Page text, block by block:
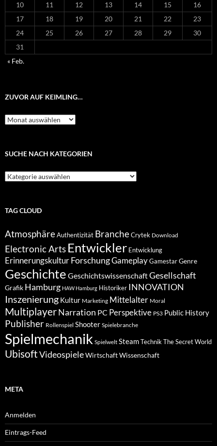
10
11 12 13 14 15
16
17
18 19 20 21 22
23
24
25 26 27 28 29
30
31
« Feb.
ZUVOR AUF KEIMLING…
Zuvor
auf
SUCHE NACH KATEGORIEN
Suche
nach
TAG CLOUD
Atmosphäre Authentizität Branche Crytek Download
Electronic Arts Entwickler Entwicklung
Erinnerungskultur ForschungGameplay Gamestar Genre
Geschichte GeschichtswissenschaftGesellschaft
Grafik Hamburg HAW Hamburg Historiker INNOVATION
Inszenierung Kultur Marketing Mittelalter Moral
MultiplayerNarration PC Perspektive PS3 Public History
Publisher Rollenspiel Shooter Spielebranche
Spielmechanik Spielwelt Steam Technik The Secret World
UbisoftVideospieleWirtschaftWissenschaft
META
Anmelden
Eintrags-Feed